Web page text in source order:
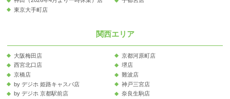
東京大手町店
関西エリア
大阪梅田店
京都河原町店
西宮北口店
堺店
京橋店
難波店
by デジホ 姫路キャスパ店
神戸三宮店
by デジホ 京都駅前店
奈良生駒店